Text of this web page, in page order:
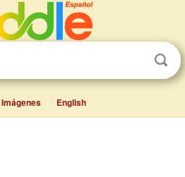
Imágenes English